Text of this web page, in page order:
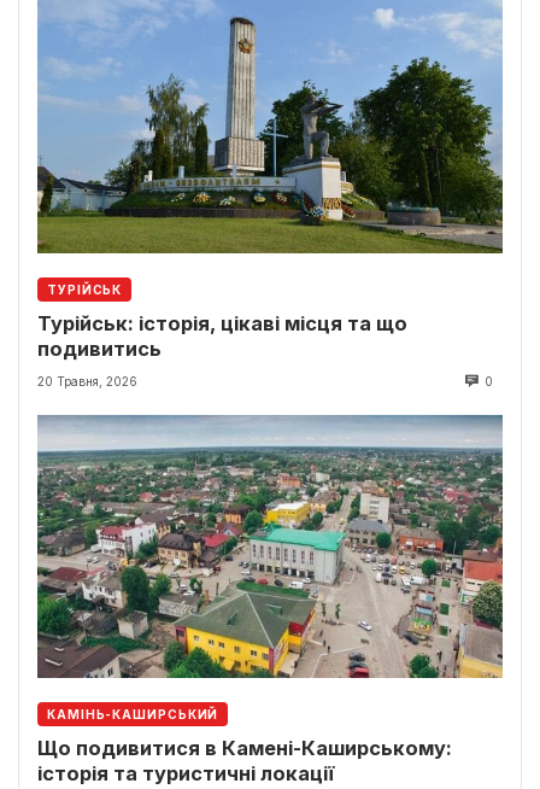
ТУРІЙСЬК
Турійськ: історія, цікаві місця та що
подивитись
20 Травня, 2026 0
КАМІНЬ-КАШИРСЬКИЙ
Що подивитися в Камені-Каширському:
історія та туристичні локації